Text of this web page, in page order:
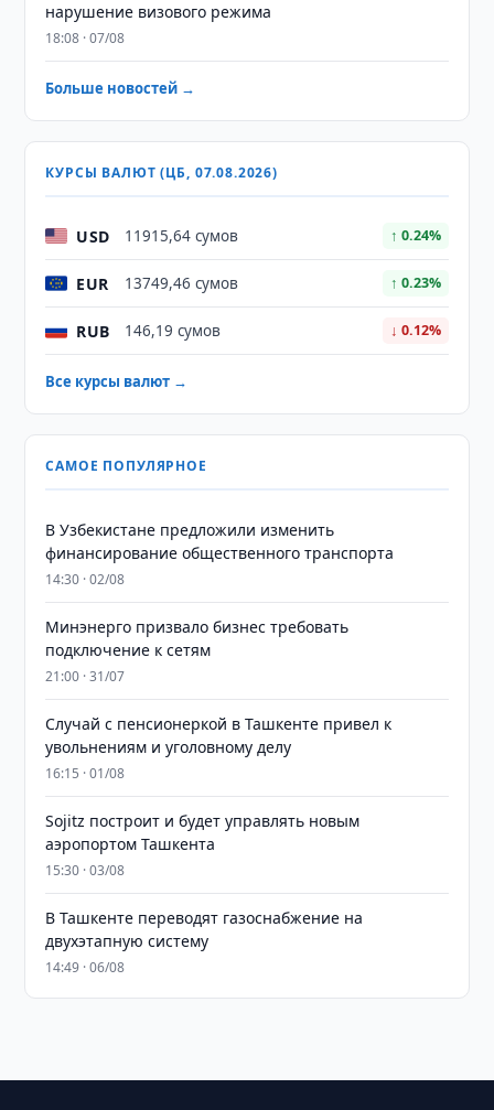
нарушение визового режима
18:08 · 07/08
Больше новостей →
КУРСЫ ВАЛЮТ (ЦБ, 07.08.2026)
USD 11915,64 сумов ↑ 0.24%
EUR 13749,46 сумов ↑ 0.23%
RUB 146,19 сумов ↓ 0.12%
Все курсы валют →
САМОЕ ПОПУЛЯРНОЕ
В Узбекистане предложили изменить
финансирование общественного транспорта
14:30 · 02/08
Минэнерго призвало бизнес требовать
подключение к сетям
21:00 · 31/07
Случай с пенсионеркой в Ташкенте привел к
увольнениям и уголовному делу
16:15 · 01/08
Sojitz построит и будет управлять новым
аэропортом Ташкента
15:30 · 03/08
В Ташкенте переводят газоснабжение на
двухэтапную систему
14:49 · 06/08